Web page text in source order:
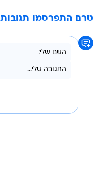
טרם התפרסמו תגובות